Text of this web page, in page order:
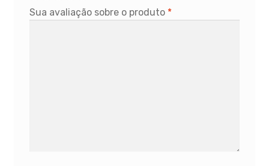
Sua avaliação sobre o produto *